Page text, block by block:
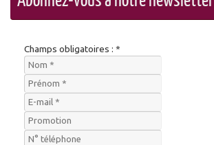
Champs obligatoires : *